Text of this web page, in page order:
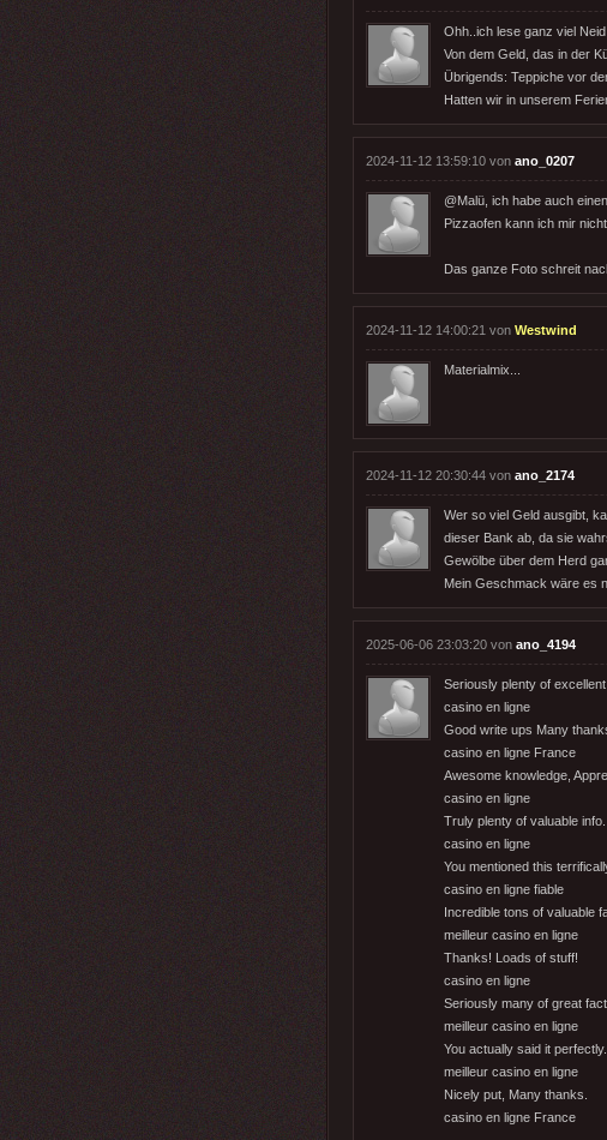
Ohh..ich lese ganz viel
Von dem Geld, das in der
Übrigends: Teppiche vor
Hatten wir in unserem
2024-11-12 13:59:10 von ano_0207
@Malü, ich habe auch
Pizzaofen kann ich mir nicht
Das ganze Foto schreit
2024-11-12 14:00:21 von Westwind
Materialmix...
2024-11-12 20:30:44 von ano_2174
Wer so viel Geld ausgibt,
dieser Bank ab, da sie
Gewölbe über dem Herd
Mein Geschmack wäre es
2025-06-06 23:03:20 von ano_4194
Seriously plenty of
casino en ligne
Good write ups Many
casino en ligne France
Awesome knowledge,
casino en ligne
Truly plenty of valuable info.
casino en ligne
You mentioned this
casino en ligne fiable
Incredible tons of valuable
meilleur casino en ligne
Thanks! Loads of stuff!
casino en ligne
Seriously many of great
meilleur casino en ligne
You actually said it perfectly.
meilleur casino en ligne
Nicely put, Many thanks.
casino en ligne France